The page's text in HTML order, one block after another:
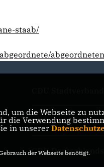
staab/
CDU Baden-
CDU Deutschlands
um die Webseite zu
die Verwendung
in unserer
der Webseite benötigt.